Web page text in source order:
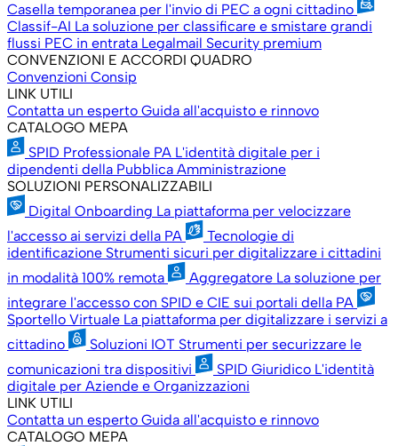
Casella temporanea per l'invio di PEC a ogni cittadino
Classif-AI La soluzione per classificare e smistare grandi
flussi PEC in entrata Legalmail Security premium
CONVENZIONI E ACCORDI QUADRO
Convenzioni Consip
LINK UTILI
Contatta un esperto Guida all'acquisto e rinnovo
CATALOGO MEPA
SPID Professionale PA L'identità digitale per i
dipendenti della Pubblica Amministrazione
SOLUZIONI PERSONALIZZABILI
Digital Onboarding La piattaforma per velocizzare
l'accesso ai servizi della PA
Tecnologie di
identificazione Strumenti sicuri per digitalizzare i cittadini
in modalità 100% remota
Aggregatore La soluzione per
integrare l'accesso con SPID e CIE sui portali della PA
Sportello Virtuale La piattaforma per digitalizzare i servizi a
cittadino
Soluzioni IOT Strumenti per securizzare le
comunicazioni tra dispositivi
SPID Giuridico L'identità
digitale per Aziende e Organizzazioni
LINK UTILI
Contatta un esperto Guida all'acquisto e rinnovo
CATALOGO MEPA